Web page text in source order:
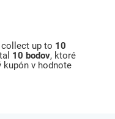
collect up to 10
10 bodov, ktoré
kupón v hodnote